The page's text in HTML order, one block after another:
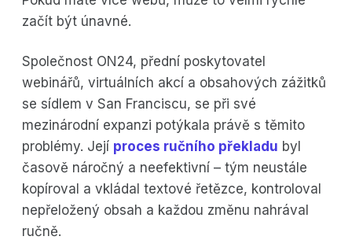
začít být únavné.
Společnost ON24, přední poskytovatel
webinářů, virtuálních akcí a obsahových zážitků
se sídlem v San Franciscu, se při své
mezinárodní expanzi potýkala právě s těmito
problémy. Její proces ručního překladu byl
časově náročný a neefektivní – tým neustále
kopíroval a vkládal textové řetězce, kontroloval
nepřeložený obsah a každou změnu nahrával
ručně.